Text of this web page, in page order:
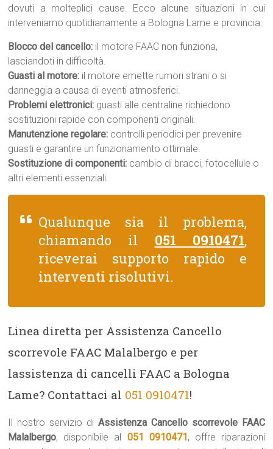
dovuti a molteplici cause. Ecco alcune situazioni in cui
interveniamo quotidianamente a Bologna Lame e provincia:
Blocco del cancello: il motore FAAC non funziona,
lasciandoti in difficoltà.
Guasti al motore: il motore emette rumori strani o si
danneggia a causa di eventi atmosferici.
Problemi elettronici: guasti alle centraline richiedono
sostituzioni rapide con componenti originali.
Manutenzione regolare: controlli periodici per prevenire
guasti e garantire un funzionamento ottimale.
Sostituzione di componenti: cambio di bracci, fotocellule o
altri elementi essenziali.
Qualunque sia il problema,
chiamando il 051 0910471,
riceverai supporto rapido e
interventi risolutivi.
Linea diretta per Assistenza Cancello
scorrevole FAAC Malalbergo e per
lassistenza di cancelli FAAC a Bologna
Lame? Contattaci al 051 0910471!
Il nostro servizio di Assistenza Cancello scorrevole FAAC
Malalbergo, disponibile al 051 0910471, offre riparazioni